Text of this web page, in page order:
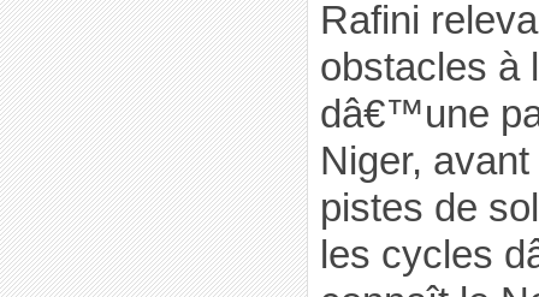
Rafini
obstacles à
dâ€™une
Niger,
pistes de
les cycles